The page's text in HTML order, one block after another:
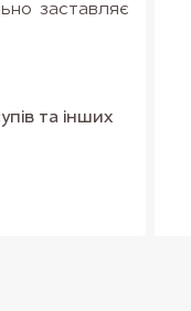
заставляє
та інших